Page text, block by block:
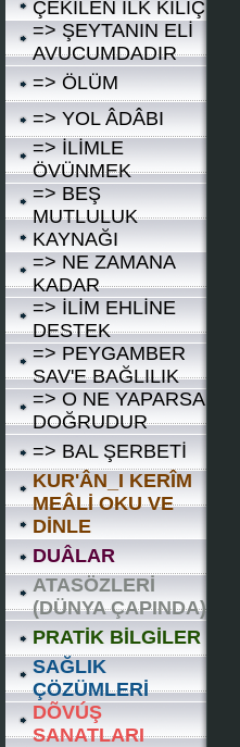
ÇEKİLEN İLK KILIÇ
=> ŞEYTANIN ELİ
AVUCUMDADIR
=> ÖLÜM
=> YOL ÂDÂBI
=> İLİMLE
ÖVÜNMEK
=> BEŞ
MUTLULUK
KAYNAĞI
=> NE ZAMANA
KADAR
=> İLİM EHLİNE
DESTEK
=> PEYGAMBER
SAV'E BAĞLILIK
=> O NE YAPARSA
DOĞRUDUR
=> BAL ŞERBETİ
KUR'ÂN_I KERÎM
MEÂLİ OKU VE
DİNLE
DUÂLAR
ATASÖZLERİ
(DÜNYA ÇAPINDA)
PRATİK BİLGİLER
SAĞLIK
ÇÖZÜMLERİ
DÕVÚŞ
SANATLARI